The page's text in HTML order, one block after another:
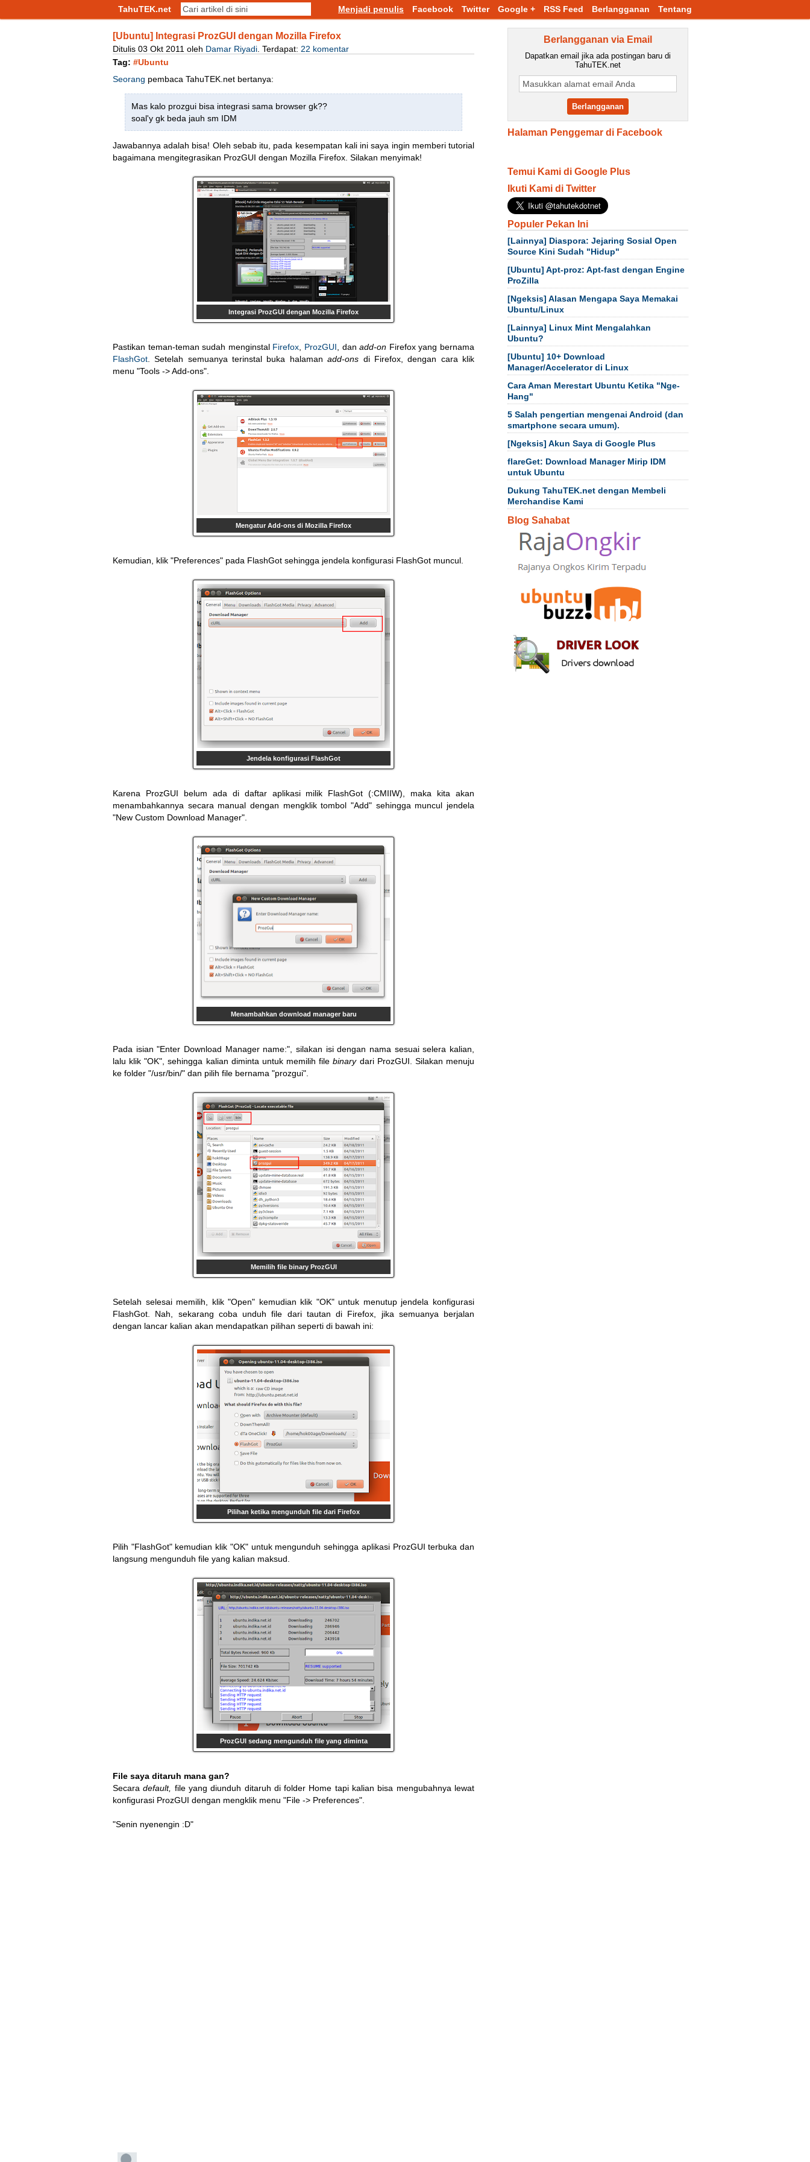
TahuTEK.net Menjadi penulis Facebook Twitter Google + RSS Feed Berlangganan Tentang
[Ubuntu] Integrasi ProzGUI dengan Mozilla Firefox
Ditulis 03 Okt 2011 oleh Damar Riyadi Terdapat: 22 komentar
Tag: #Ubuntu
Seorang pembaca TahuTEK.net bertanya:
Mas kalo prozgui bisa integrasi sama browser gk??
soal'y gk beda jauh sm IDM
Jawabannya adalah bisa! Oleh sebab itu, pada kesempatan kali ini saya ingin memberi tutorial
bagaimana mengitegrasikan ProzGUI dengan Mozilla Firefox. Silakan menyimak!
Integrasi ProzGUI dengan Mozilla Firefox
Pastikan teman-teman sudah menginstal Firefox ProzGUI , danadd-on Firefox yang bernama
FlashGot . Setelah semuanya terinstal buka halamanadd-ons di Firefox, dengan cara klik
menu "Tools -> Add-ons".
Mengatur Add-ons di Mozilla Firefox
Kemudian, klik "Preferences" pada FlashGot sehingga jendela konfigurasi FlashGot muncul.
Jendela konfigurasi FlashGot
Karena ProzGUI belum ada di daftar aplikasi milik FlashGot (:CMIIW), maka kita akan
menambahkannya secara manual dengan mengklik tombol "Add" sehingga muncul jendela
"New Custom Download Manager".
Menambahkan download manager baru
Pada isian "Enter Download Manager name:", silakan isi dengan nama sesuai selera kalian,
lalu klik "OK", sehingga kalian diminta untuk memilih filebinarydari ProzGUI. Silakan menuju
ke folder "/usr/bin/" dan pilih file bernama "prozgui".
Memilih file binary ProzGUI
Setelah selesai memilih, klik "Open" kemudian klik "OK" untuk menutup jendela konfigurasi
FlashGot. Nah, sekarang coba unduh file dari tautan di Firefox, jika semuanya berjalan
dengan lancar kalian akan mendapatkan pilihan seperti di bawah ini:
Pilihan ketika mengunduh file dari Firefox
Pilih "FlashGot" kemudian klik "OK" untuk mengunduh sehingga aplikasi ProzGUI terbuka dan
langsung mengunduh file yang kalian maksud.
ProzGUI sedang mengunduh file yang diminta
File saya ditaruh mana gan?
Secaradefault, file yang diunduh ditaruh di folder Home tapi kalian bisa mengubahnya lewat
konfigurasi ProzGUI dengan mengklik menu "File -> Preferences".
"Senin nyenengin :D"
Berlangganan via Email
Dapatkan email jika ada postingan baru di
TahuTEK.net
Halaman Penggemar di Facebook
Temui Kami di Google Plus
Ikuti Kami di Twitter
Populer Pekan Ini
[Lainnya] Diaspora: Jejaring Sosial Open
Source Kini Sudah "Hidup"
[Ubuntu] Apt-proz: Apt-fast dengan Engine
ProZilla
[Ngeksis] Alasan Mengapa Saya Memakai
Ubuntu/Linux
[Lainnya] Linux Mint Mengalahkan
Ubuntu?
[Ubuntu] 10+ Download
Manager/Accelerator di Linux
Cara Aman Merestart Ubuntu Ketika "Nge-
Hang"
5 Salah pengertian mengenai Android (dan
smartphone secara umum).
[Ngeksis] Akun Saya di Google Plus
flareGet: Download Manager Mirip IDM
untuk Ubuntu
Dukung TahuTEK.net dengan Membeli
Merchandise Kami
Blog Sahabat